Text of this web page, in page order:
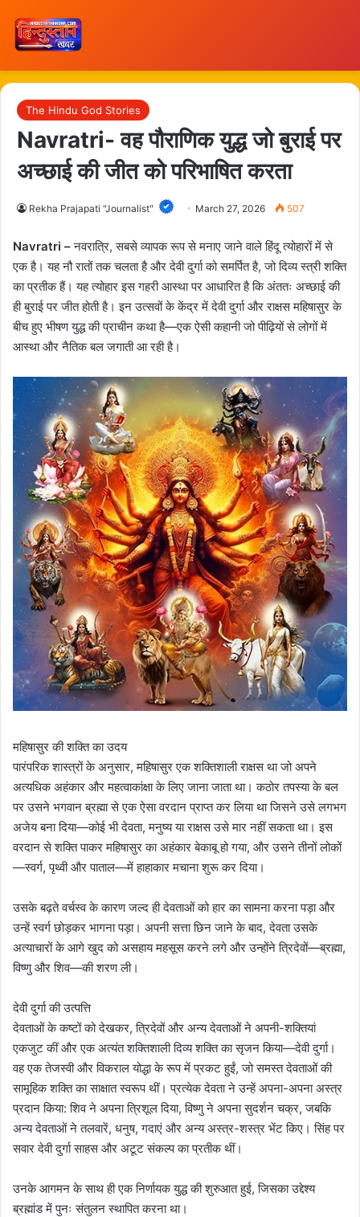
The Hindu God Stories
Navratri- वह पौराणिक युद्ध जो बुराई पर
अच्छाई की जीत को परिभाषित करता
Rekha Prajapati "Journalist" March 27, 2026 507
Navratri –नवरात्रि, सबसे व्यापक रूप से मनाए जाने वाले हिंदू त्योहारों में से
एक है। यह नौ रातों तक चलता है और देवी दुर्गा को समर्पित है, जो दिव्य स्त्री शक्ति
का प्रतीक हैं। यह त्योहार इस गहरी आस्था पर आधारित है कि अंततः अच्छाई की
ही बुराई पर जीत होती है। इन उत्सवों के केंद्र में देवी दुर्गा और राक्षस महिषासुर के
बीच हुए भीषण युद्ध की प्राचीन कथा है—एक ऐसी कहानी जो पीढ़ियों से लोगों में
आस्था और नैतिक बल जगाती आ रही है।
महिषासुर की शक्ति का उदय
पारंपरिक शास्त्रों के अनुसार, महिषासुर एक शक्तिशाली राक्षस था जो अपने
अत्यधिक अहंकार और महत्वाकांक्षा के लिए जाना जाता था। कठोर तपस्या के बल
पर उसने भगवान ब्रह्मा से एक ऐसा वरदान प्राप्त कर लिया था जिसने उसे लगभग
अजेय बना दिया—कोई भी देवता, मनुष्य या राक्षस उसे मार नहीं सकता था। इस
वरदान से शक्ति पाकर महिषासुर का अहंकार बेकाबू हो गया, और उसने तीनों लोकों
—स्वर्ग, पृथ्वी और पाताल—में हाहाकार मचाना शुरू कर दिया।
उसके बढ़ते वर्चस्व के कारण जल्द ही देवताओं को हार का सामना करना पड़ा और
उन्हें स्वर्ग छोड़कर भागना पड़ा। अपनी सत्ता छिन जाने के बाद, देवता उसके
अत्याचारों के आगे खुद को असहाय महसूस करने लगे और उन्होंने त्रिदेवों—ब्रह्मा,
विष्णु और शिव—की शरण ली।
देवी दुर्गा की उत्पत्ति
देवताओं के कष्टों को देखकर, त्रिदेवों और अन्य देवताओं ने अपनी-शक्तियां
एकजुट कीं और एक अत्यंत शक्तिशाली दिव्य शक्ति का सृजन किया—देवी दुर्गा।
वह एक तेजस्वी और विकराल योद्धा के रूप में प्रकट हुईं, जो समस्त देवताओं की
सामूहिक शक्ति का साक्षात स्वरूप थीं। प्रत्येक देवता ने उन्हें अपना-अपना अस्त्र
प्रदान किया: शिव ने अपना त्रिशूल दिया, विष्णु ने अपना सुदर्शन चक्र, जबकि
अन्य देवताओं ने तलवारें, धनुष, गदाएं और अन्य अस्त्र-शस्त्र भेंट किए। सिंह पर
सवार देवी दुर्गा साहस और अटूट संकल्प का प्रतीक थीं।
उनके आगमन के साथ ही एक निर्णायक युद्ध की शुरुआत हुई, जिसका उद्देश्य
ब्रह्मांड में पुनः संतुलन स्थापित करना था।